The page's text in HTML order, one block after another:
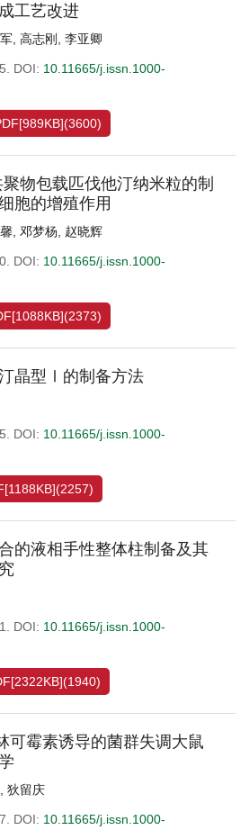
工艺改进
高志刚 李亚卿
DOI: 10.11665/j.issn.1000-
989KB](3600)
物包载匹伐他汀纳米粒的制
胞的增殖作用
邓梦杨 赵晓辉
DOI: 10.11665/j.issn.1000-
1088KB](2373)
晶型Ⅰ的制备方法
DOI: 10.11665/j.issn.1000-
1188KB](2257)
的液相手性整体柱制备及其
DOI: 10.11665/j.issn.1000-
2322KB](1940)
可霉素诱导的菌群失调大鼠
狄留庆
DOI: 10.11665/j.issn.1000-